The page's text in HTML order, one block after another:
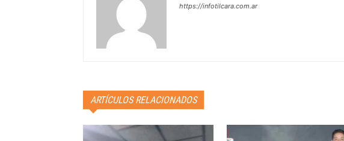
https://infotilcara.com.ar
ARTÍCULOS RELACIONADOS